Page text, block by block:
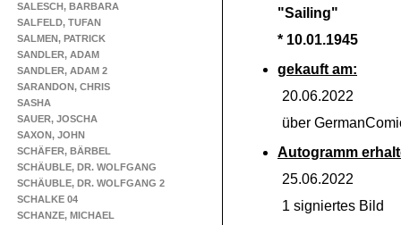
SALESCH, BARBARA
SALFELD, TUFAN
SALMEN, PATRICK
SANDLER, ADAM
SANDLER, ADAM 2
SARANDON, CHRIS
SASHA
SAUER, JOSCHA
SAXON, JOHN
SCHÄFER, BÄRBEL
SCHÄUBLE, DR. WOLFGANG
SCHÄUBLE, DR. WOLFGANG 2
SCHALKE 04
SCHANZE, MICHAEL
"Sailing"
* 10.01.1945
gekauft am:
20.06.2022
über
Autogramm
25.06.2022
1 signiertes Bild